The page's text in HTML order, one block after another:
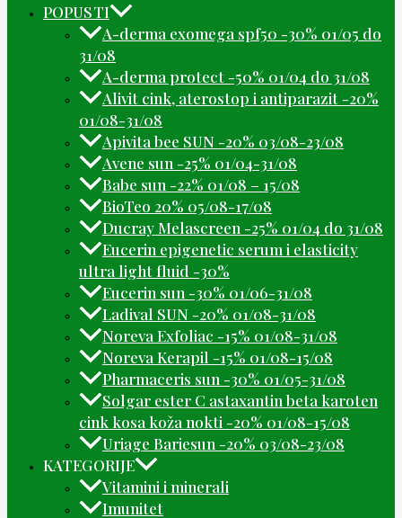
POPUSTI
A-derma exomega spf50 -30% 01/05 do
31/08
A-derma protect -50% 01/04 do 31/08
Alivit cink, aterostop i antiparazit -20%
01/08-31/08
Apivita bee SUN -20% 03/08-23/08
Avene sun -25% 01/04-31/08
Babe sun -22% 01/08 – 15/08
BioTeo 20% 05/08-17/08
Ducray Melascreen -25% 01/04 do 31/08
Eucerin epigenetic serum i elasticity
ultra light fluid -30%
Eucerin sun -30% 01/06-31/08
Ladival SUN -20% 01/08-31/08
Noreva Exfoliac -15% 01/08-31/08
Noreva Kerapil -15% 01/08-15/08
Pharmaceris sun -30% 01/05-31/08
Solgar ester C astaxantin beta karoten
cink kosa koža nokti -20% 01/08-15/08
Uriage Bariesun -20% 03/08-23/08
KATEGORIJE
Vitamini i minerali
Imunitet